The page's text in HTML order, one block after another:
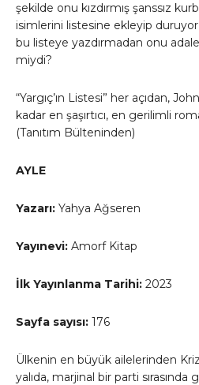
şekilde onu kızdırmış şanssız
isimlerini listesine ekleyip
bu listeye yazdırmadan onu
miydi?
“Yargıç’ın Listesi” her açıdan,
kadar en şaşırtıcı, en gerilimli
(Tanıtım Bülteninden)
AYLE
Yazarı: Yahya Ağseren
Yayınevi: Amorf Kitap
İlk Yayınlanma Tarihi: 2023
Sayfa sayısı: 176
Ülkenin en büyük ailelerinden
yalıda, marjinal bir parti